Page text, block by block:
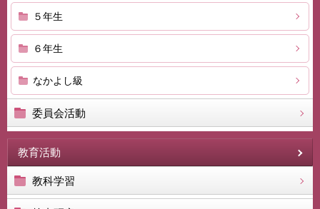
５年生
６年生
なかよし級
委員会活動
教育活動
教科学習